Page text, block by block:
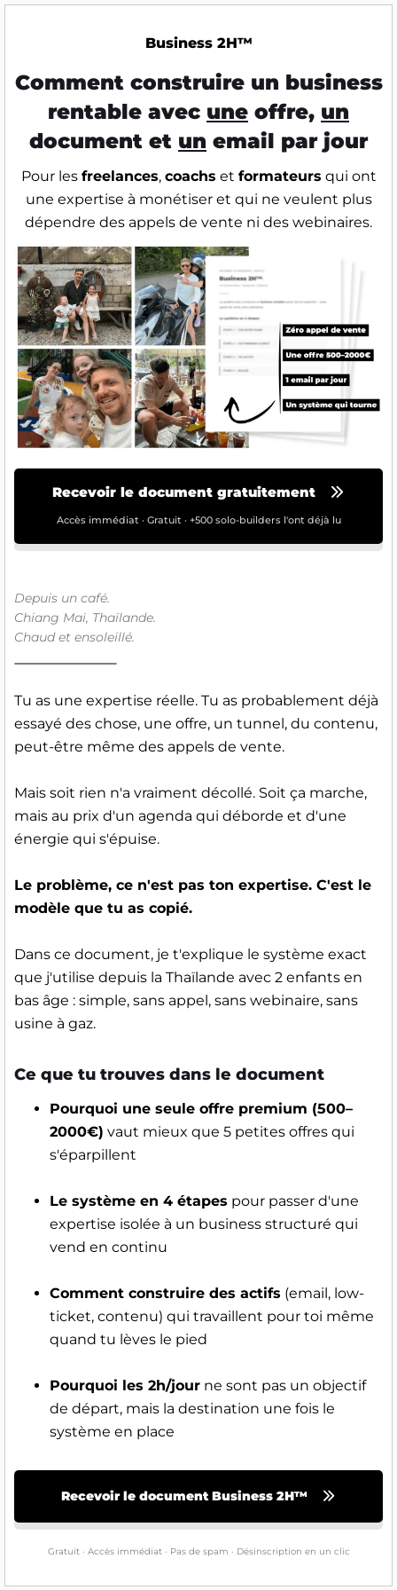
Business 2H™
Comment construire un business
rentable avec une offre, un
document et un email par jour
Pour les freelances, coachs et formateurs qui ont
une expertise à monétiser et qui ne veulent plus
dépendre des appels de vente ni des webinaires.
Recevoir le document gratuitement
Accès immédiat · Gratuit · +500 solo-builders l'ont déjà lu
Depuis un café.
Chiang Mai, Thaïlande.
Chaud et ensoleillé.
Tu as une expertise réelle. Tu as probablement déjà
essayé des chose, une offre, un tunnel, du contenu,
peut-être même des appels de vente.
Mais soit rien n'a vraiment décollé. Soit ça marche,
mais au prix d'un agenda qui déborde et d'une
énergie qui s'épuise.
Le problème, ce n'est pas ton expertise. C'est le
modèle que tu as copié.
Dans ce document, je t'explique le système exact
que j'utilise depuis la Thaïlande avec 2 enfants en
bas âge : simple, sans appel, sans webinaire, sans
usine à gaz.
Ce que tu trouves dans le document
Pourquoi une seule offre premium (500–
2000€) vaut mieux que 5 petites offres qui
s'éparpillent
Le système en 4 étapes pour passer d'une
expertise isolée à un business structuré qui
vend en continu
Comment construire des actifs (email, low-
ticket, contenu) qui travaillent pour toi même
quand tu lèves le pied
Pourquoi les 2h/jour ne sont pas un objectif
de départ, mais la destination une fois le
système en place
Recevoir le document Business 2H™
Gratuit · Accès immédiat · Pas de spam · Désinscription en un clic